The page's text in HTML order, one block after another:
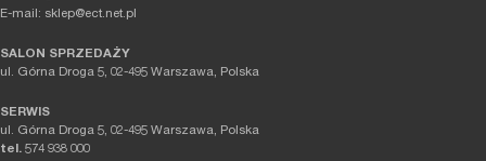
E-mail: sklep@ect.net.pl
SALON SPRZEDAŻY
ul. Górna Droga 5, 02-495 Warszawa, Polska
SERWIS
ul. Górna Droga 5, 02-495 Warszawa, Polska
tel. 574 938 000